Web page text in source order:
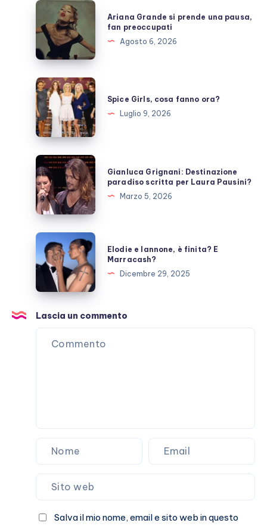
Ariana
Grande
si
prende
una
pausa,
fan
preoccupati
Ariana Grande si prende una pausa,
fan preoccupati
Agosto 6, 2026
Spice
Girls,
cosa
fanno
ora?
Spice Girls, cosa fanno ora?
Luglio 9, 2026
Gianluca
Grignani:
Destinazione
paradiso
scritta
per
Laura
Pausini?
Gianluca Grignani: Destinazione
paradiso scritta per Laura Pausini?
Marzo 5, 2026
Elodie
e
Iannone,
finita?
E
Marracash?
Elodie e Iannone, è finita? E
Marracash?
Dicembre 29, 2025
Lascia un commento
Salva il mio nome, email e sito web in questo